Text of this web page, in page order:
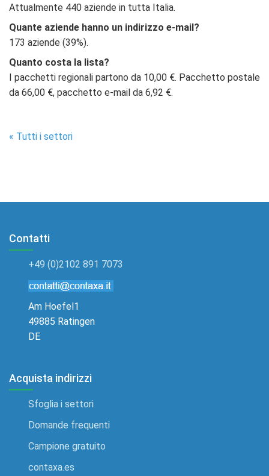
Attualmente 440 aziende in tutta Italia.
Quante aziende hanno un indirizzo e-mail?
173 aziende (39%).
Quanto costa la lista?
I pacchetti regionali partono da 10,00 €. Pacchetto postale
da 66,00 €, pacchetto e-mail da 6,92 €.
« Tutti i settori
Contatti
+49 (0)2102 891 7073
Am Hoefel1
49885 Ratingen
DE
Acquista indirizzi
Sfoglia i settori
Domande frequenti
Campione gratuito
contaxa.es